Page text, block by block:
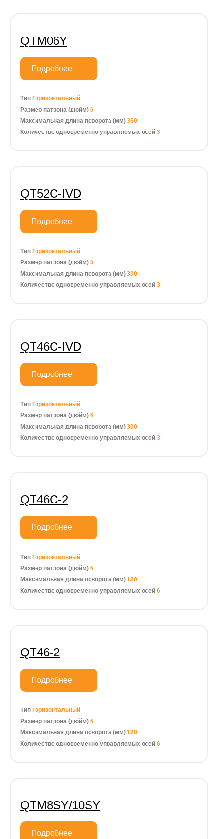
QTM06Y
Подробнее
Тип Горизонтальный
Размер патрона (дюйм) 6
Максимальная длина поворота (мм) 350
Количество одновременно управляемых осей 3
QT52C-IVD
Подробнее
Тип Горизонтальный
Размер патрона (дюйм) 8
Максимальная длина поворота (мм) 300
Количество одновременно управляемых осей 3
QT46C-IVD
Подробнее
Тип Горизонтальный
Размер патрона (дюйм) 6
Максимальная длина поворота (мм) 300
Количество одновременно управляемых осей 3
QT46C-2
Подробнее
Тип Горизонтальный
Размер патрона (дюйм) 6
Максимальная длина поворота (мм) 120
Количество одновременно управляемых осей 6
QT46-2
Подробнее
Тип Горизонтальный
Размер патрона (дюйм) 6
Максимальная длина поворота (мм) 120
Количество одновременно управляемых осей 6
QTM8SY/10SY
Подробнее